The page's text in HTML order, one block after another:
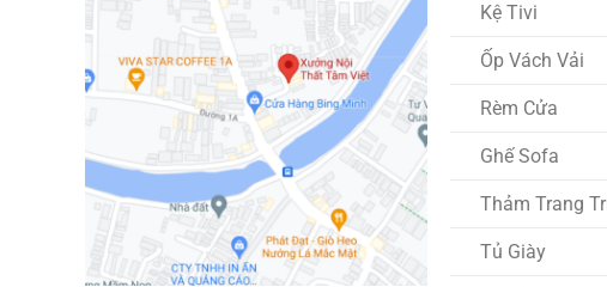
Kệ Tivi
Ốp Vách Vải
Rèm Cửa
Ghế Sofa
Thảm Trang
Tủ Giày